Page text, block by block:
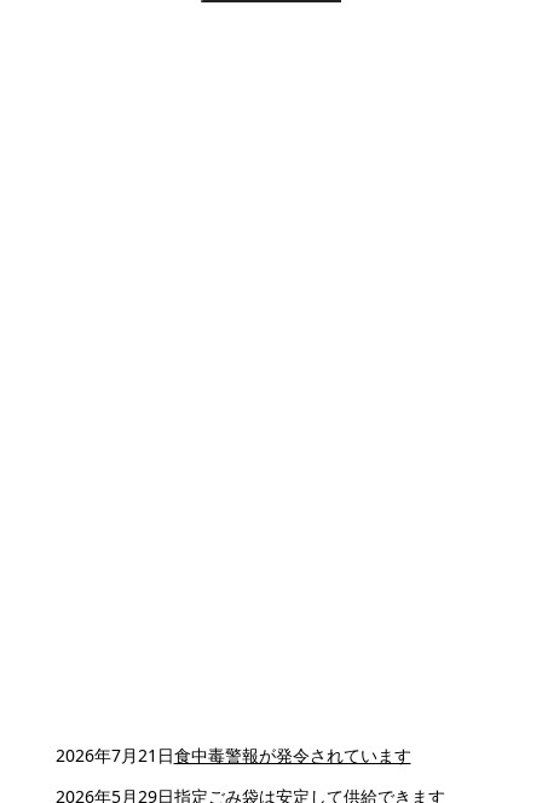
2026年7月21日食中毒警報が発令されています
2026年5月29日指定ごみ袋は安定して供給できます